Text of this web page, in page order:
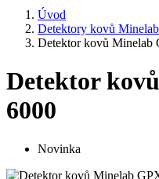
Úvod
Detektory kovů Minelab
Detektor kovů Minelab
Detektor
6000
Novinka